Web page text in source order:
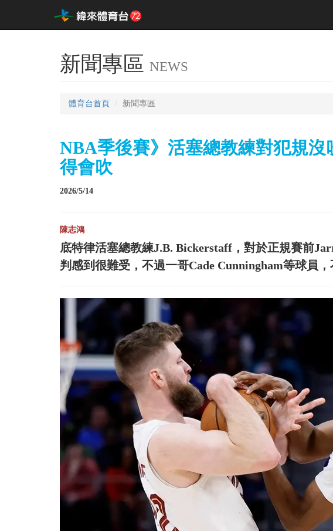
新聞專區 NEWS
體育台首頁 新聞專區
NBA季後賽》活塞總教練對犯規
得會吹
2026/5/14
陳志鴻
底特律活塞總教練J.B. Bickerstaff，對於正規賽前
判感到很難受，不過一哥Cade Cunningham等球員，